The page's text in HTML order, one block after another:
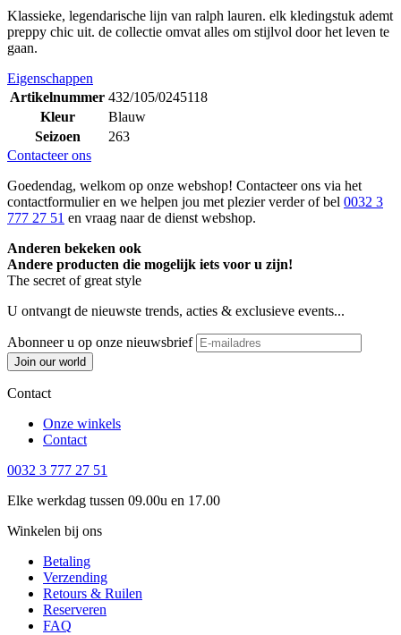
Klassieke, legendarische lijn van ralph lauren. elk kledingstuk ademt
preppy chic uit. de collectie omvat alles om stijlvol door het leven te
gaan.
Eigenschappen
Artikelnummer 432/105/0245118
Kleur
Blauw
Seizoen
263
Contacteer ons
Goedendag, welkom op onze webshop! Contacteer ons via het
contactformulier en we helpen jou met plezier verder of bel 0032 3
777 27 51 en vraag naar de dienst webshop.
Anderen bekeken ook
Andere producten die mogelijk iets voor u zijn!
The secret of great style
U ontvangt de nieuwste trends, acties & exclusieve events...
Abonneer u op onze nieuwsbrief
Join our world
Contact
Onze winkels
Contact
0032 3 777 27 51
Elke werkdag tussen 09.00u en 17.00
Winkelen bij ons
Betaling
Verzending
Retours & Ruilen
Reserveren
FAQ